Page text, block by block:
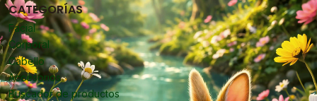
CATEGORÍAS
Facial
Corporal
Cabello
Accesorios
Buscador de productos